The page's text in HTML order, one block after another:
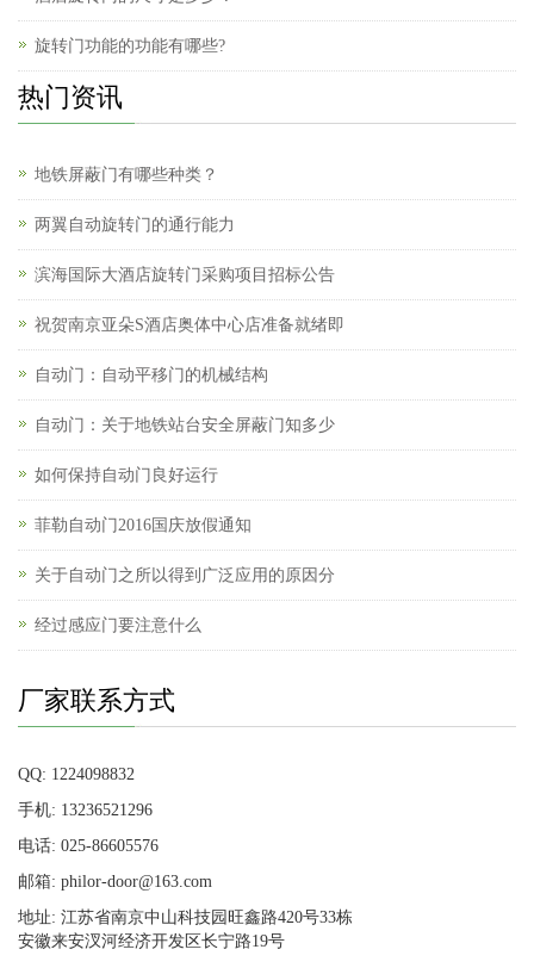
旋转门功能的功能有哪些?
热门资讯
地铁屏蔽门有哪些种类？
两翼自动旋转门的通行能力
滨海国际大酒店旋转门采购项目招标公告
祝贺南京亚朵S酒店奥体中心店准备就绪即
自动门：自动平移门的机械结构
自动门：关于地铁站台安全屏蔽门知多少
如何保持自动门良好运行
菲勒自动门2016国庆放假通知
关于自动门之所以得到广泛应用的原因分
经过感应门要注意什么
厂家联系方式
QQ: 1224098832
手机: 13236521296
电话: 025-86605576
邮箱: philor-door@163.com
地址: 江苏省南京中山科技园旺鑫路420号33栋
安徽来安汊河经济开发区长宁路19号